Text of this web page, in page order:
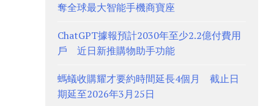
奪全球最大智能手機商寶座
ChatGPT據報預計2030年至少2.2億付費用
戶 近日新推購物助手功能
螞蟻收購耀才要約時間延長4個月 截止日
期延至2026年3月25日